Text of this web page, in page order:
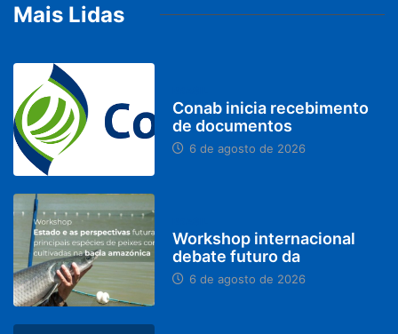
Mais Lidas
Conab inicia recebimento
de documentos
6 de agosto de 2026
Workshop internacional
debate futuro da
6 de agosto de 2026